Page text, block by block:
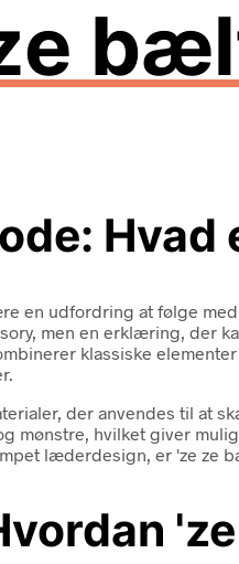
Hvad
en udfordring at følge
men en erklæring, der
klassiske
der anvendes til
hvilket giver
læderdesign, er 'ze ze